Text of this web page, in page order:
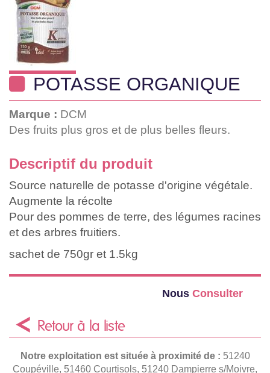
POTASSE ORGANIQUE
Marque : DCM
Des fruits plus gros et de plus belles fleurs.
Descriptif du produit
Source naturelle de potasse d'origine végétale.
Augmente la récolte
Pour des pommes de terre, des légumes racines
et des arbres fruitiers.
sachet de 750gr et 1.5kg
Nous Consulter
Retour à la liste
Notre exploitation est située à proximité de : 51240
Coupéville, 51460 Courtisols, 51240 Dampierre s/Moivre,